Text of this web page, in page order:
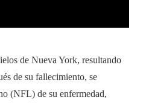
de Nueva York, resultando
de su fallecimiento, se
(NFL) de su enfermedad,